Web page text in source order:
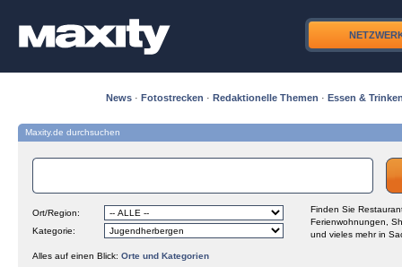
News · Fotostrecken · Redaktionelle Themen · Essen &
Maxity.de durchsuchen
Ort/Region:
Kategorie:
Finden Sie
Ferienwohnungen,
und vieles mehr in
Alles auf einen Blick: Orte und Kategorien